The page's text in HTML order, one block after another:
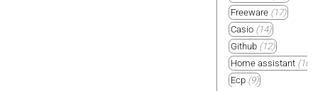
Freeware (17)
Casio (14)
Github (12)
Home assistant (10)
Ecp (9)